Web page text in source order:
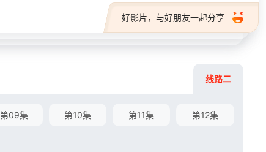
好影片，与好朋友一起分享
线路二
第09集 第10集 第11集 第12集